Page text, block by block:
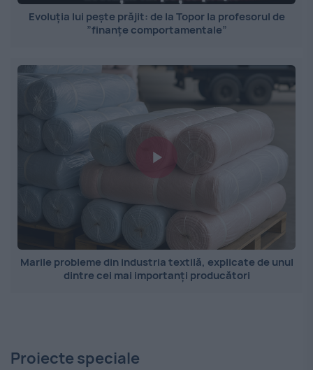
Evoluția lui pește prăjit: de la Topor la profesorul de
”finanțe comportamentale”
Marile probleme din industria textilă, explicate de unul
dintre cei mai importanți producători
Proiecte speciale